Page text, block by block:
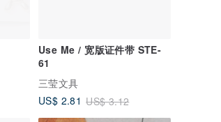
Use Me / 宽版证件带 STE-
61
三莹文具
US$ 2.81 US$ 3.12